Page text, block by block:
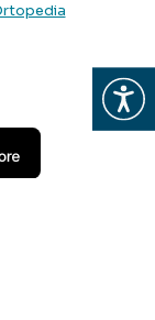
Abrir
Storena App Store